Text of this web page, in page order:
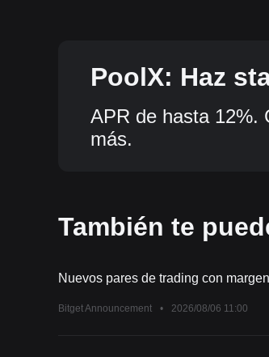
PoolX: Haz
tokens.
APR de hasta 12%.
más.
También te
Nuevos pares de trading con
Bitget Announcement • 2026/08/06 11:00